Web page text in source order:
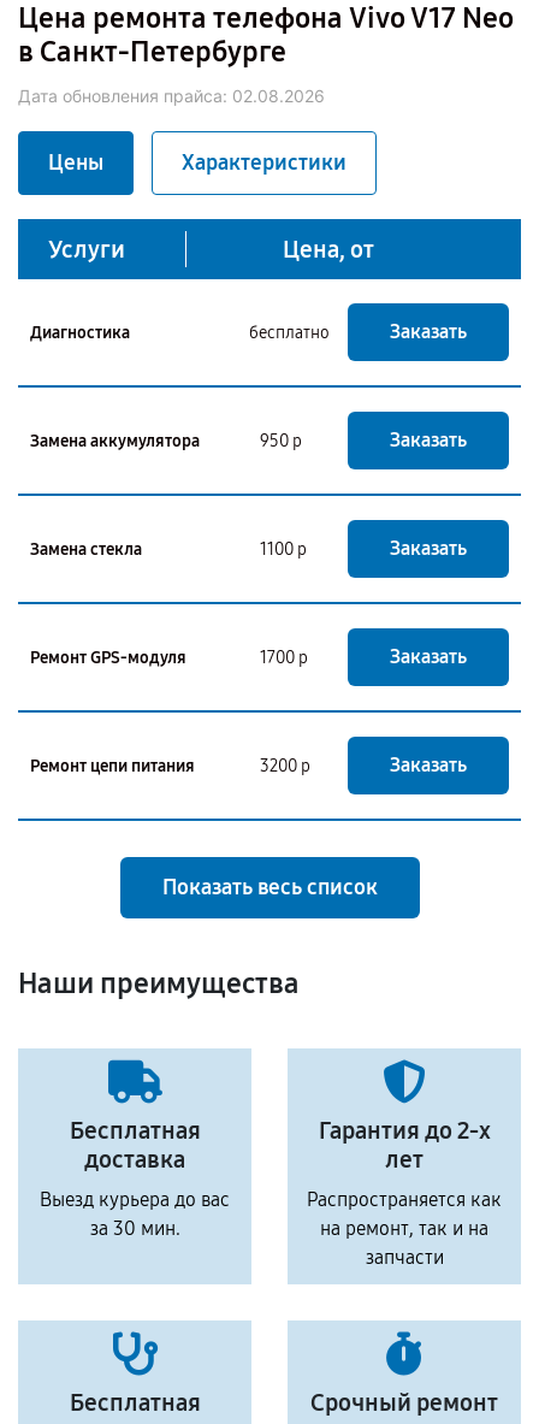
Цена ремонта телефона Vivo V17 Neo
в Санкт-Петербурге
Дата обновления прайса: 02.08.2026
Цены Характеристики
Услуги Цена, от
Диагностика бесплатно Заказать
Замена аккумулятора 950 р Заказать
Замена стекла 1100 р Заказать
Ремонт GPS-модуля 1700 р Заказать
Ремонт цепи питания 3200 р Заказать
Показать весь список
Наши преимущества
Бесплатная
доставка
Выезд курьера до вас
за 30 мин.
Гарантия до 2-х
лет
Распространяется как
на ремонт, так и на
запчасти
Бесплатная
Срочный ремонт